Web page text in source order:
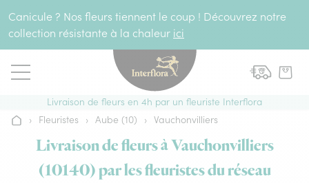
Canicule ? Nos fleurs tiennent le coup ! Découvrez notre
collection résistante à la chaleur ici
Livraison de fleurs en 4h par un fleuriste Interflora
Accueil
› Fleuristes › Aube (10) › Vauchonvilliers
Livraison de fleurs à Vauchonvilliers
(10140) par les fleuristes du réseau